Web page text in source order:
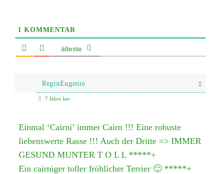
1 KOMMENTAR
älteste
ReginEugenie
7 Jahre her
Einmal ‘Cairni’ immer Cairn !!! Eine robuste
liebenswerte Rasse !!! Auch der Dritte => IMMER
GESUND MUNTER T O L L *****+
Ein cairniger toller fröhlicher Terrier 🙂 *****+